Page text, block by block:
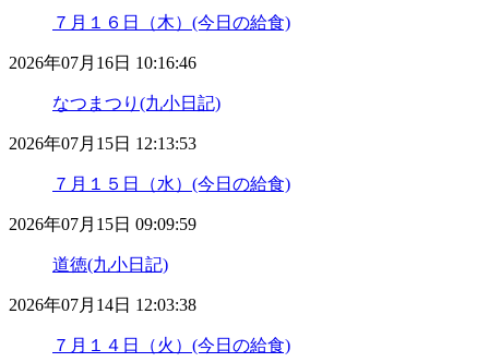
７月１６日（木）(今日の給食)
2026年07月16日 10:16:46
なつまつり(九小日記)
2026年07月15日 12:13:53
７月１５日（水）(今日の給食)
2026年07月15日 09:09:59
道徳(九小日記)
2026年07月14日 12:03:38
７月１４日（火）(今日の給食)